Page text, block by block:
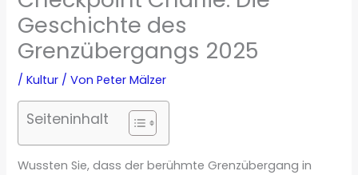
Geschichte des
Grenzübergangs 2025
/Kultur / VonPeter Mälzer
Seiteninhalt
Wussten Sie, dass der berühmte Grenzübergang in